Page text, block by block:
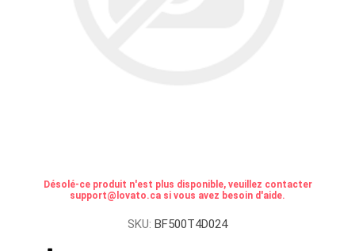
Désolé-ce produit n'est plus disponible, veuillez contacter
support@lovato.ca si vous avez besoin d'aide.
SKU: BF500T4D024